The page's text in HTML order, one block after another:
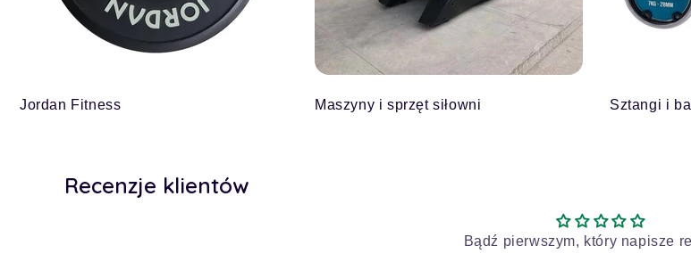
Jordan Fitness Maszyny i sprzęt siłowni Sztangi i
Recenzje klientów
Bądź pierwszym, który napisze